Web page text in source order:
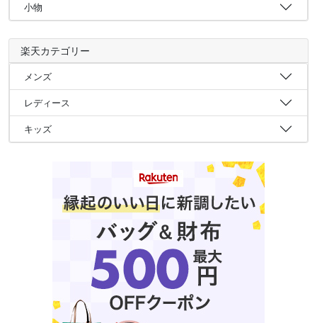
小物
楽天カテゴリー
メンズ
レディース
キッズ